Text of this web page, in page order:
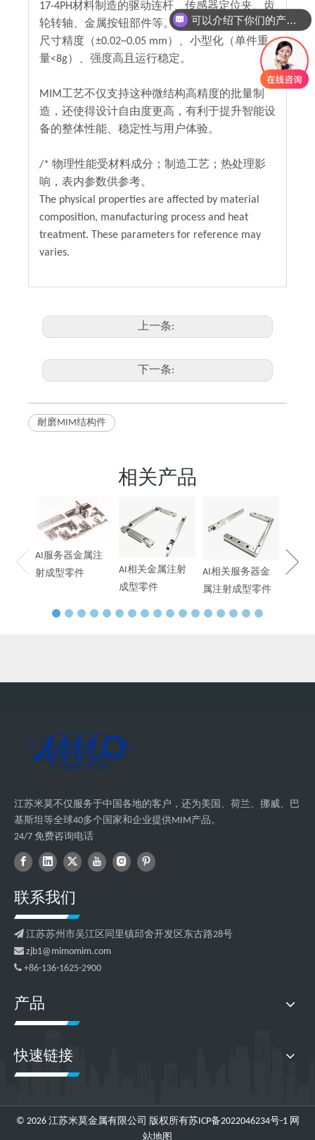
17-4PH材料制造的驱动连杆、传感器定位夹、齿
轮转轴、金属按钮部件等。这些结构往往要求高
尺寸精度（±0.02~0.05 mm）、小型化（单件重
量<8g）、强度高且运行稳定。
MIM工艺不仅支持这种微结构高精度的批量制
造，还使得设计自由度更高，有利于提升智能设
备的整体性能、稳定性与用户体验。
/* 物理性能受材料成分；制造工艺；热处理影
响，表内参数供参考。
The physical properties are affected by material
composition, manufacturing process and heat
treatment. These parameters for reference may
varies.
上一条:
下一条:
耐磨MIM结构件
相关产品
AI服务器金属注
射成型零件
AI相关金属注射
成型零件
AI相关服务器金
属注射成型零件
江苏米莫不仅服务于中国各地的客户，还为美国、荷兰、挪威、巴
基斯坦等全球40多个国家和企业提供MIM产品。
24/7 免费咨询电话
联系我们
 江苏苏州市吴江区同里镇邱舍开发区东古路28号
 zjb1@mimomim.com
 +86-136-1625-2900
产品
快速链接
© 2026江苏米莫金属有限公司 版权所有苏ICP备2022046234号-1 网
站地图
可以介绍下你们的产品么